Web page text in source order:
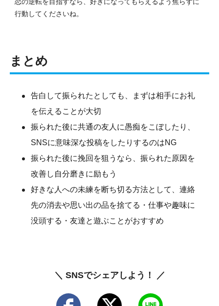
行動してくださいね。
まとめ
告白して振られたとしても、まずは相手にお礼
を伝えることが大切
振られた後に共通の友人に愚痴をこぼしたり、
SNSに意味深な投稿をしたりするのはNG
振られた後に挽回を狙うなら、振られた原因を
改善し自分磨きに励もう
好きな人への未練を断ち切る方法として、連絡
先の消去や思い出の品を捨てる・仕事や趣味に
没頭する・友達と遊ぶことがおすすめ
＼ SNSでシェアしよう！ ／